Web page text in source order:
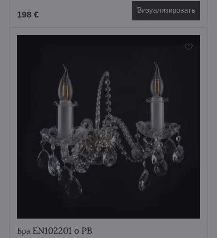
198 € Визуализировать
Бра EN102201 o PB